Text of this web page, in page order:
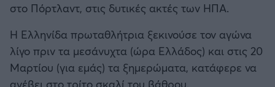
στο Πόρτλαντ, στις δυτικές ακτές των ΗΠΑ.
Η Ελληνίδα πρωταθλήτρια ξεκινούσε τον αγώνα
λίγο πριν τα μεσάνυχτα (ώρα Ελλάδος) και στις 20
Μαρτίου (για εμάς) τα ξημερώματα, κατάφερε να